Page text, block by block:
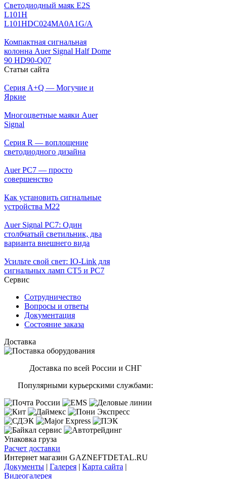
Светодиодный маяк E2S
L101H
L101HDC024MA0A1G/A
Компактная сигнальная
колонна Auer Signal Half Dome
90 HD90-Q07
Статьи сайта
Серия A+Q — Могучие и
Яркие
Многоцветные маяки Auer
Signal
Серия R — воплощение
светодиодного дизайна
Auer PC7 — просто
совершенство
Как установить сигнальные
устройства М22
Auer Signal PC7: Один
столбчатый светильник, два
варианта внешнего вида
Усильте свой свет: IO-Link для
сигнальных ламп CT5 и PC7
Сервис
Сотрудничество
Вопросы и ответы
Документация
Состояние заказа
Доставка
Доставка по всей России и СНГ
Популярными курьерскими службами:
Упаковка груза
Расчет доставки
Интернет магазин GAZNEFTDETAL.RU
Документы | Галерея | Карта сайта |
Видеогалерея